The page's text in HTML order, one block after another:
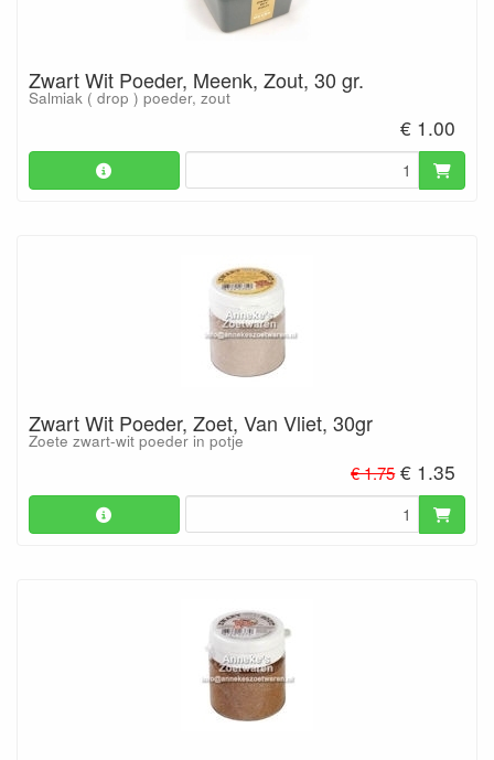
Zwart Wit Poeder, Meenk, Zout, 30 gr.
Salmiak ( drop ) poeder, zout
€ 1.00
Zwart Wit Poeder, Zoet, Van Vliet, 30gr
Zoete zwart-wit poeder in potje
€ 1.75 € 1.35